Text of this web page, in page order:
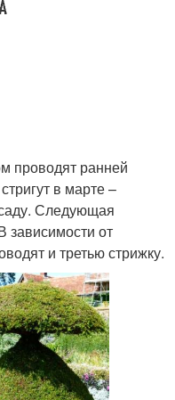
проводят ранней
в марте –
Следующая
зависимости от
и третью стрижку.